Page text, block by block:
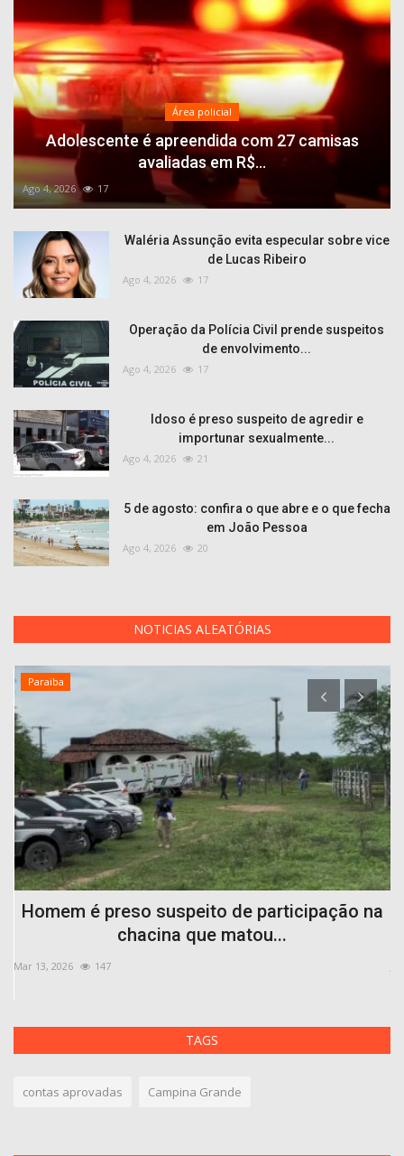
Área policial
Adolescente é apreendida com 27 camisas
avaliadas em R$...
Ago 4, 2026 17
Waléria Assunção evita especular sobre vice
de Lucas Ribeiro
Ago 4, 2026 17
Operação da Polícia Civil prende suspeitos
de envolvimento...
Ago 4, 2026 17
Idoso é preso suspeito de agredir e
importunar sexualmente...
Ago 4, 2026 21
5 de agosto: confira o que abre e o que fecha
em João Pessoa
Ago 4, 2026 20
NOTICIAS ALEATÓRIAS
Paraiba
Homem é preso suspeito de participação na
chacina que matou...
Mar 13, 2026 147
TAGS
contas aprovadas Campina Grande